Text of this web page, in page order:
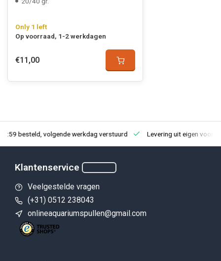
Only 1 left
Op voorraad, 1-2 werkdagen
€11,00
besteld, volgende werkdag verstuurd Levering uit eigen
Klantenservice
Veelgestelde vragen
(+31) 0512 238043
onlineaquariumspullen@gmail.com